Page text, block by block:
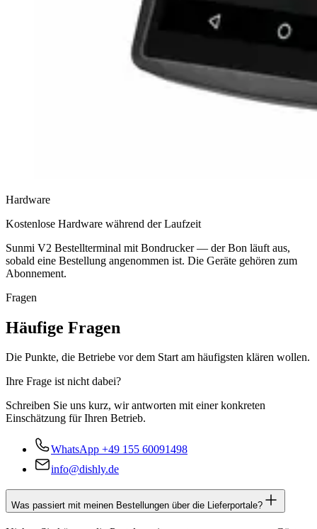
Hardware
Kostenlose Hardware während der Laufzeit
Sunmi V2 Bestellterminal mit Bondrucker — der Bon läuft aus,
sobald eine Bestellung angenommen ist. Die Geräte gehören zum
Abonnement.
Fragen
Häufige Fragen
Die Punkte, die Betriebe vor dem Start am häufigsten klären wollen.
Ihre Frage ist nicht dabei?
Schreiben Sie uns kurz, wir antworten mit einer konkreten
Einschätzung für Ihren Betrieb.
WhatsApp +49 155 60091498
info@dishly.de
Was passiert mit meinen Bestellungen über die Lieferportale?